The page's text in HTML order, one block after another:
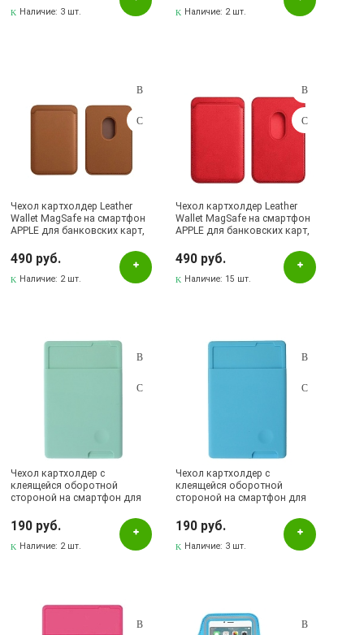
Наличие: 3 шт. Наличие: 2 шт.
Чехол картхолдер Leather
Wallet MagSafe на смартфон
APPLE для банковских карт,
490 руб.
Наличие: 2 шт.
Чехол картхолдер Leather
Wallet MagSafe на смартфон
APPLE для банковских карт,
490 руб.
Наличие: 15 шт.
Чехол картхолдер с
клеящейся оборотной
стороной на смартфон для
цвет светло бирюзовый
190 руб.
Наличие: 2 шт.
Чехол картхолдер с
клеящейся оборотной
стороной на смартфон для
цвет голубой
190 руб.
Наличие: 3 шт.